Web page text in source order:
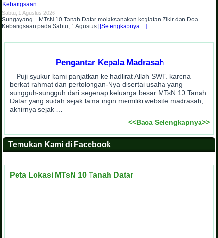
Kebangsaan
Sabtu, 1 Agustus 2026
Sungayang – MTsN 10 Tanah Datar melaksanakan kegiatan Zikir dan Doa
Kebangsaan pada Sabtu, 1 Agustus [[Selengkapnya...]]
Pengantar Kepala Madrasah
Puji syukur kami panjatkan ke hadlirat Allah SWT, karena
berkat rahmat dan pertolongan-Nya disertai usaha yang
sungguh-sungguh dari segenap keluarga besar MTsN 10 Tanah
Datar yang sudah sejak lama ingin memiliki website madrasah,
akhirnya sejak …
<<Baca Selengkapnya>>
Temukan Kami di Facebook
Peta Lokasi MTsN 10 Tanah Datar